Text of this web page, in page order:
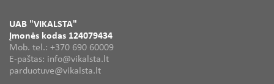
UAB "VIKALSTA"
Įmonės kodas 124079434
Mob. tel.: +370 690 60009
E-paštas: info@vikalsta.lt
parduotuve@vikalsta.lt